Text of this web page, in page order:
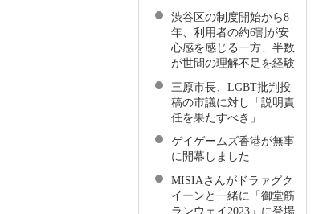
渋谷区の制度開始から8
年、利用者の約6割が安
心感を感じる一方、半数
が世間の理解不足を経験
三原市長、LGBT批判投
稿の市議に対し「説明責
任を果たすべき」
ゲイゲームズ香港が無事
に開幕しました
MISIAさんがドラァグク
イーンと一緒に「御堂筋
ランウェイ2023」に登場